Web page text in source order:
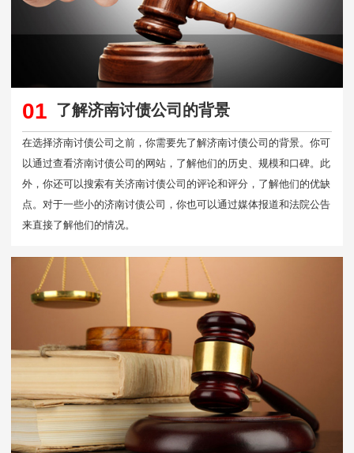
01 了解济南讨债公司的背景
在选择济南讨债公司之前，你需要先了解济南讨债公司的背景。你可
以通过查看济南讨债公司的网站，了解他们的历史、规模和口碑。此
外，你还可以搜索有关济南讨债公司的评论和评分，了解他们的优缺
点。对于一些小的济南讨债公司，你也可以通过媒体报道和法院公告
来直接了解他们的情况。